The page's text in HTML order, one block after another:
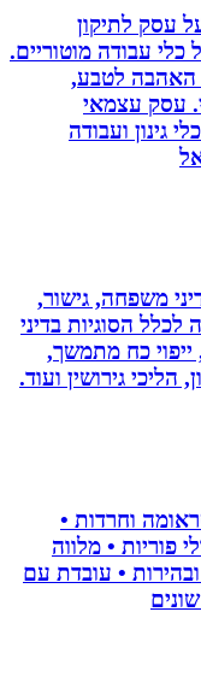
לתיקון
מוטוריים.
לטבע,
עצמאי
ועבודה
משפחה, גישור,
בדיני
כח מתמשך,
גירושין ועוד.
וחרדות •
• מלווה
• עובדת עם